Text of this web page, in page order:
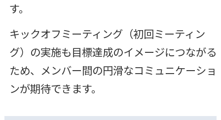
す。
キックオフミーティング（初回ミーティン
グ）の実施も目標達成のイメージにつながる
ため、メンバー間の円滑なコミュニケーショ
ンが期待できます。